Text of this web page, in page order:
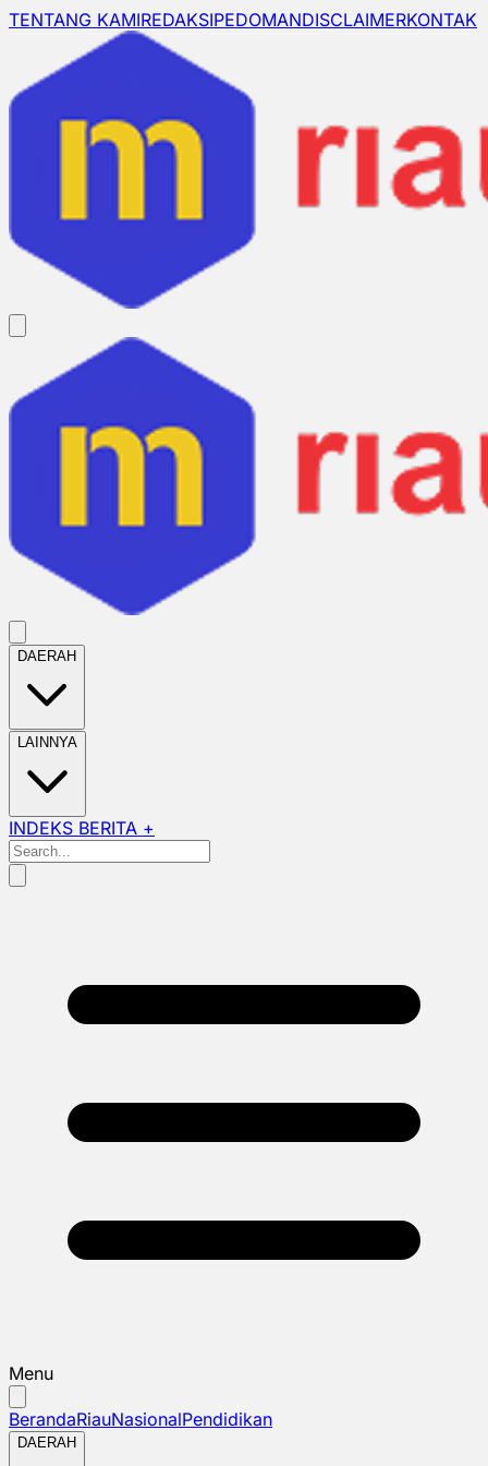
TENTANG KAMIREDAKSIPEDOMANDISCLAIMERKONTAK
DAERAH
LAINNYA
INDEKS BERITA +
Menu
BerandaRiauNasionalPendidikan
DAERAH